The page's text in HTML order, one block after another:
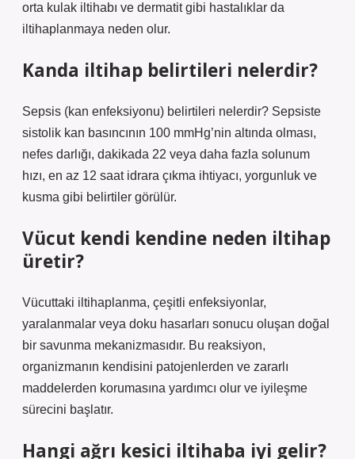
orta kulak iltihabı ve dermatit gibi hastalıklar da
iltihaplanmaya neden olur.
Kanda iltihap belirtileri nelerdir?
Sepsis (kan enfeksiyonu) belirtileri nelerdir? Sepsiste
sistolik kan basıncının 100 mmHg’nin altında olması,
nefes darlığı, dakikada 22 veya daha fazla solunum
hızı, en az 12 saat idrara çıkma ihtiyacı, yorgunluk ve
kusma gibi belirtiler görülür.
Vücut kendi kendine neden iltihap
üretir?
Vücuttaki iltihaplanma, çeşitli enfeksiyonlar,
yaralanmalar veya doku hasarları sonucu oluşan doğal
bir savunma mekanizmasıdır. Bu reaksiyon,
organizmanın kendisini patojenlerden ve zararlı
maddelerden korumasına yardımcı olur ve iyileşme
sürecini başlatır.
Hangi ağrı kesici iltihaba iyi gelir?